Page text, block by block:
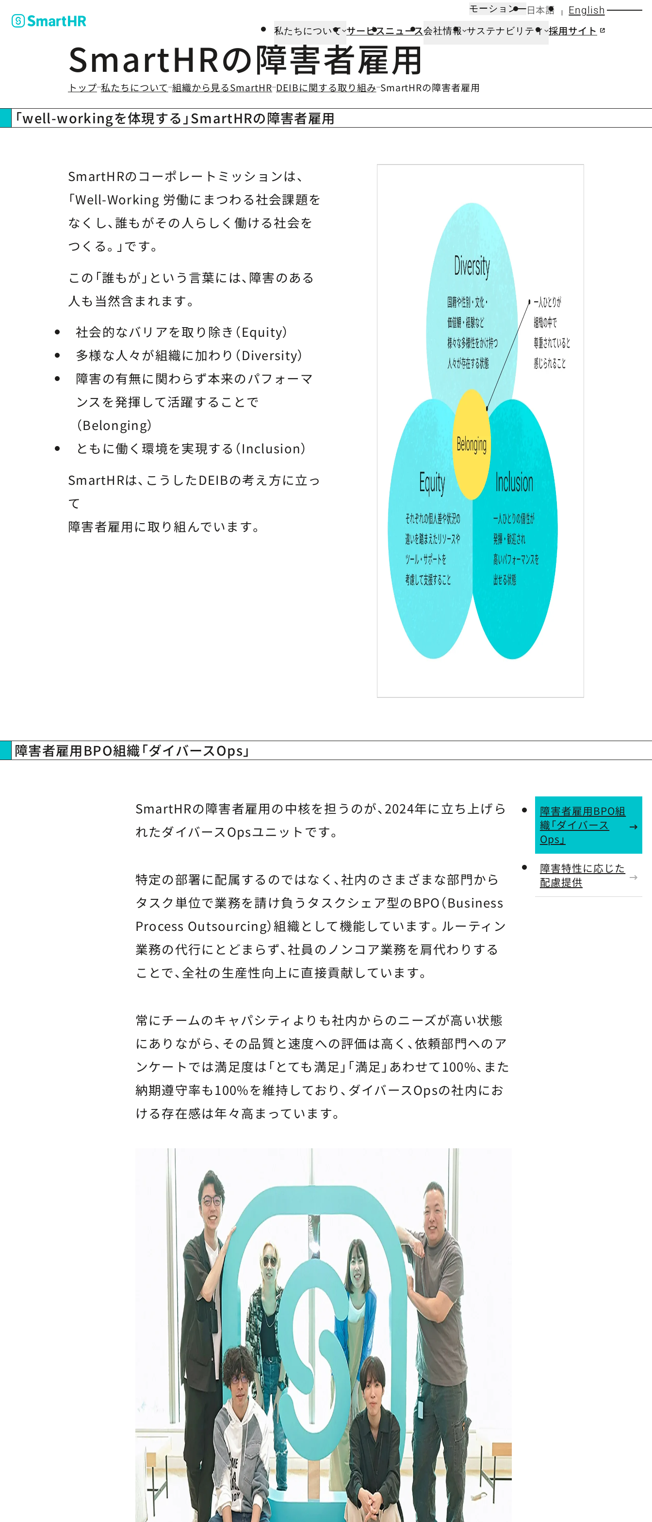
モーション 日本語 English
私たちについて サービスニュース会社情報 サステナビリティ 採用サイト
SmartHRの障害者雇用
トップ 私たちについてのなかの
組織から見るSmartHRのなかの
DEIBに関する取り組みのなかの
SmartHRの障害者雇用
「well-workingを体現する」SmartHRの障害者雇用
SmartHRのコーポレートミッションは、
「Well-Working 労働にまつわる社会課題を
なくし、誰もがその人らしく働ける社会を
つくる。」です。
この「誰もが」という言葉には、障害のある
人も当然含まれます。
社会的なバリアを取り除き（Equity）
多様な人々が組織に加わり（Diversity）
障害の有無に関わらず本来のパフォーマ
ンスを発揮して活躍することで
（Belonging）
ともに働く環境を実現する（Inclusion）
SmartHRは、こうしたDEIBの考え方に立っ
て
障害者雇用に取り組んでいます。
障害者雇用BPO組
織「ダイバース
Ops」
障害特性に応じた
配慮提供
障害者雇用BPO組織「ダイバースOps」
SmartHRの障害者雇用の中核を担うのが、2024年に立ち上げら
れたダイバースOpsユニットです。
特定の部署に配属するのではなく、社内のさまざまな部門から
タスク単位で業務を請け負うタスクシェア型のBPO（Business
Process Outsourcing）組織として機能しています。ルーティン
業務の代行にとどまらず、社員のノンコア業務を肩代わりする
ことで、全社の生産性向上に直接貢献しています。
常にチームのキャパシティよりも社内からのニーズが高い状態
にありながら、その品質と速度への評価は高く、依頼部門へのア
ンケートでは満足度は「とても満足」「満足」あわせて100%、また
納期遵守率も100%を維持しており、ダイバースOpsの社内にお
ける存在感は年々高まっています。